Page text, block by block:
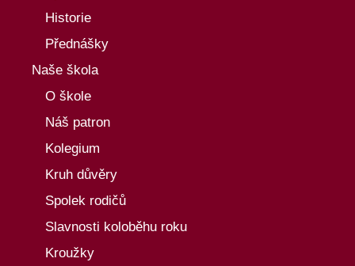
Historie
Přednášky
Naše škola
O škole
Náš patron
Kolegium
Kruh důvěry
Spolek rodičů
Slavnosti koloběhu roku
Kroužky